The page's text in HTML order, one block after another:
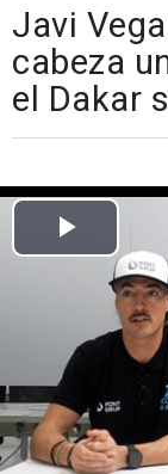
Javi
cabeza
el Dakar